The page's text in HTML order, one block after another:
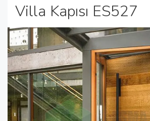
Villa Kapısı ES527